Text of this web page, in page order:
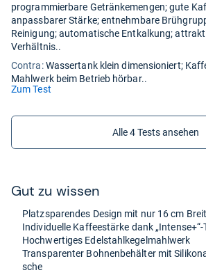
programmierbare Getränkemengen; gute
anpassbarer Stärke; entnehmbare
Reinigung; automatische Entkalkung;
Verhältnis..
Contra:Wassertank klein dimensioniert;
Mahlwerk beim Betrieb hörbar..
Zum Test(öffnet
neuem
Alle 4 Tests ansehen
Gut zu wis­sen
Platz­spa­ren­des Design mit nur 16 cm
Indi­vi­du­elle Kaf­fee­stärke dank
Hoch­wer­ti­ges Edel­stahl­ke­gel­mahl­werk
Trans­pa­ren­ter Boh­nen­be­häl­ter mit
sche